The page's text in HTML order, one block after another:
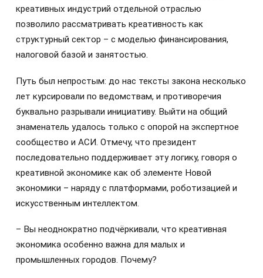
креативных индустрий отдельной отраслью
позволило рассматривать креативность как
структурный сектор – с моделью финансирования,
налоговой базой и занятостью.
Путь был непростым: до нас тексты закона несколько
лет курсировали по ведомствам, и противоречия
буквально разрывали инициативу. Выйти на общий
знаменатель удалось только с опорой на экспертное
сообщество и АСИ. Отмечу, что президент
последовательно поддерживает эту логику, говоря о
креативной экономике как об элементе Новой
экономики – наряду с платформами, роботизацией и
искусственным интеллектом.
– Вы неоднократно подчёркивали, что креативная
экономика особенно важна для малых и
промышленных городов. Почему?